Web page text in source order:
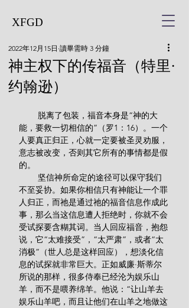
XFGD
神主权下的传福音（特里·
约翰逊）
2022年12月15日 讀畢需時 3 分鐘
能，要救一切相信的”（罗1：16）。一个
人要真正归正，心就一定要被圣灵劝服，
意志被改变，否则其它所有的事情都是假
的。
不至妥协。如果你相信只有神能让一个罪
人归正，而祂是通过祂的福音信息作成此
事，那么当这信息遭人拒绝时，你就不会
受试探要含糊其词。当人回应福音，抱怨
说，它“太难接受”，“太严肃”，或者“太
消极”（世人总是这样回应），想淡化信
息的试探就非常巨大。正如威廉·斯蒂尔
所说的那样，很多侍奉已经沦为娱乐山
羊，而不是喂养绵羊。他说：“让山羊去
娱乐山羊吧，而且让他们在山羊之地做这